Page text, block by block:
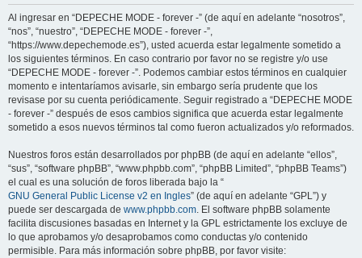
Al ingresar en “DEPECHE MODE - forever -” (de aquí en adelante “nosotros”,
“nos”, “nuestro”, “DEPECHE MODE - forever -”,
“https://www.depechemode.es”), usted acuerda estar legalmente sometido a
los siguientes términos. En caso contrario por favor no se registre y/o use
“DEPECHE MODE - forever -”. Podemos cambiar estos términos en cualquier
momento e intentaríamos avisarle, sin embargo sería prudente que los
revisase por su cuenta periódicamente. Seguir registrado a “DEPECHE MODE
- forever -” después de esos cambios significa que acuerda estar legalmente
sometido a esos nuevos términos tal como fueron actualizados y/o reformados.
Nuestros foros están desarrollados por phpBB (de aquí en adelante “ellos”,
“sus”, “software phpBB”, “www.phpbb.com”, “phpBB Limited”, “phpBB Teams”)
el cual es una solución de foros liberada bajo la “
GNU General Public License v2 en Ingles” (de aquí en adelante “GPL”) y
puede ser descargada de www.phpbb.com. El software phpBB solamente
facilita discusiones basadas en Internet y la GPL estrictamente los excluye de
lo que aprobamos y/o desaprobamos como conductas y/o contenido
permisible. Para más información sobre phpBB, por favor visite: